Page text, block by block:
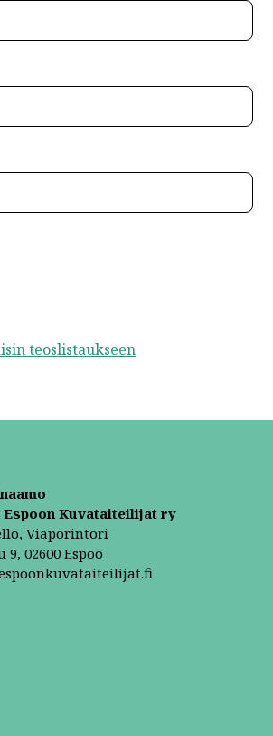
teoslistaukseen
Kuvataiteilijat ry
Viaporintori
02600 Espoo